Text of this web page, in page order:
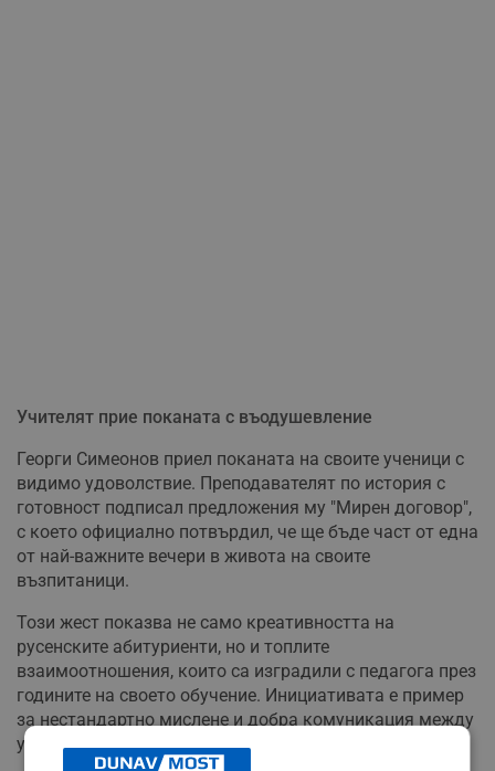
Учителят прие поканата с въодушевление
Георги Симеонов приел поканата на своите ученици с
видимо удоволствие. Преподавателят по история с
готовност подписал предложения му "Мирен договор",
с което официално потвърдил, че ще бъде част от една
от най-важните вечери в живота на своите
възпитаници.
Този жест показва не само креативността на
русенските абитуриенти, но и топлите
взаимоотношения, които са изградили с педагога през
годините на своето обучение. Инициативата е пример
за нестандартно мислене и добра комуникация между
учениците и техния наставник.